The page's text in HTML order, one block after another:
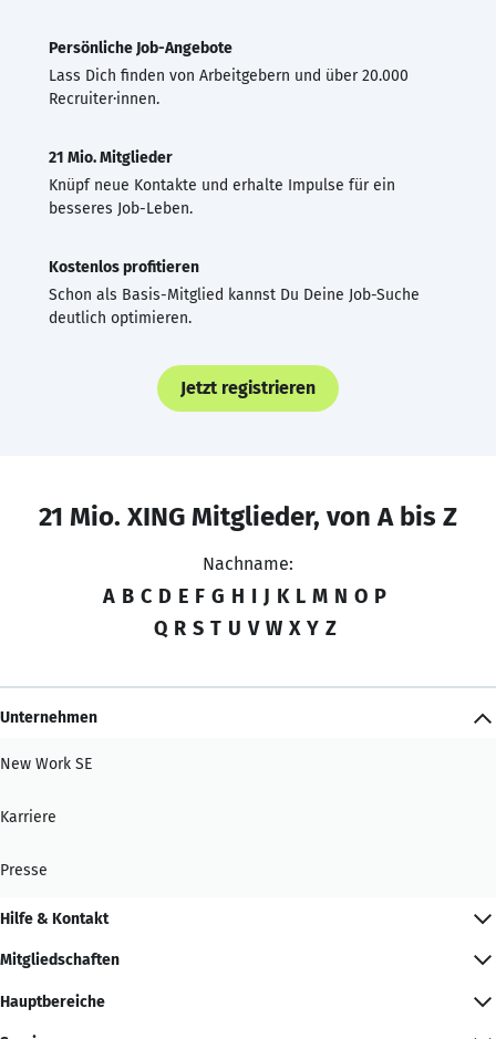
Persönliche Job-Angebote
Lass Dich finden von Arbeitgebern und über 20.000
Recruiter·innen.
21 Mio. Mitglieder
Knüpf neue Kontakte und erhalte Impulse für ein
besseres Job-Leben.
Kostenlos profitieren
Schon als Basis-Mitglied kannst Du Deine Job-Suche
deutlich optimieren.
Jetzt registrieren
21 Mio. XING Mitglieder, von A bis Z
Nachname:
A B C D E F G H I J K L M N O P
Q R S T U V W X Y Z
Unternehmen
New Work SE
Karriere
Presse
Hilfe & Kontakt
Mitgliedschaften
Hauptbereiche